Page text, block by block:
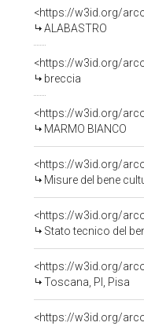
<https://w3id.org/
ALABASTRO
<https://w3id.org/
breccia
<https://w3id.org/
MARMO BIANCO
<https://w3id.org/
Misure del bene
<https://w3id.org/
Stato tecnico del
<https://w3id.org/
Toscana, PI, Pisa
<https://w3id.org/